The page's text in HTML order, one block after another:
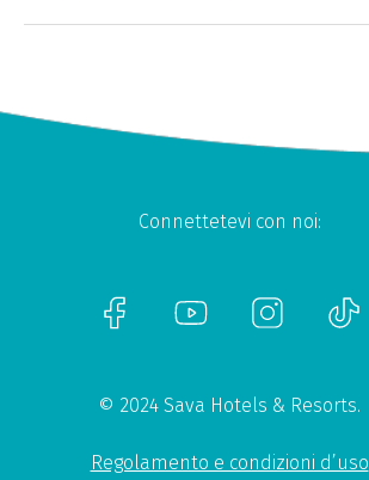
Connettetevi con noi:
© 2024 Sava Hotels & Resorts.
Regolamento e condizioni d’uso